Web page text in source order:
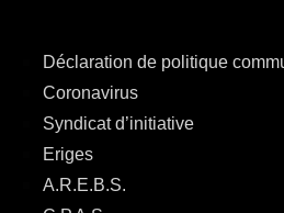
Déclaration de politique
Coronavirus
Syndicat d’initiative
Eriges
A.R.E.B.S.